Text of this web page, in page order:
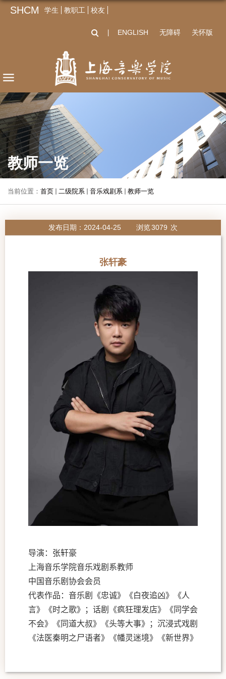
SHCM 学生 教职工 校友
ENGLISH 无障碍 关怀版
教师一览
当前位置： 首页 二级院系 音乐戏剧系 教师一览
发布日期：2024-04-25 浏览3079 次
张轩豪
导演： 张轩豪
上海音乐学院音乐戏剧系教师
中国音乐剧协会会员
代表作品：音乐剧《忠诚》《白夜追凶》《人
言》《时之歌》；话剧《疯狂理发店》《同学会
不会》《同道大叔》《头等大事》；沉浸式戏剧
《法医秦明之尸语者》《幡灵迷境》《新世界》